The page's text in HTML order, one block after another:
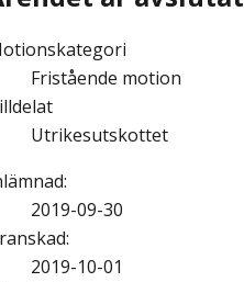
Fristående motion
Utrikesutskottet
:
2019-09-30
:
2019-10-01